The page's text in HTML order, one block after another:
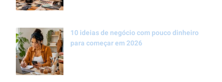
10 ideias de negócio com pouco dinheiro
para começar em 2026